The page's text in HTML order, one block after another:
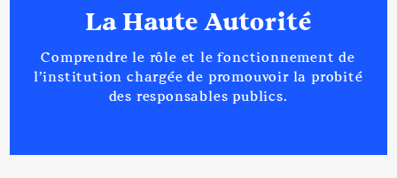
La Haute Autorité
Comprendre le rôle et le fonctionnement de
l’institution chargée de promouvoir la probité
des responsables publics.